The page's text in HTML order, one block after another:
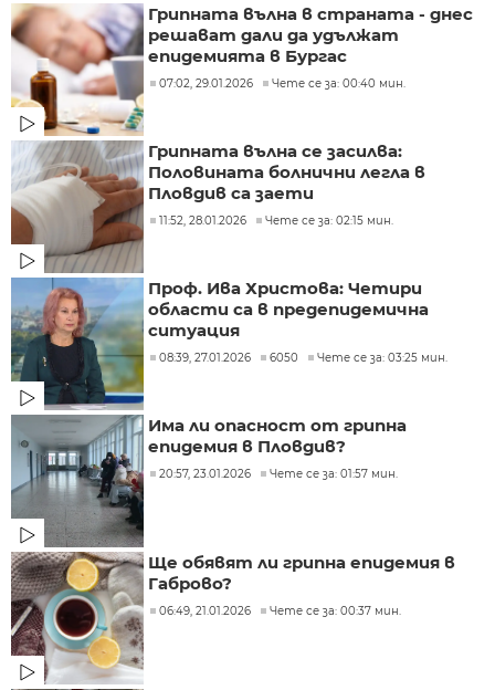
Грипната вълна в страната - днес
решават дали да удължат
епидемията в Бургас
07:02, 29.01.2026 Чете се за: 00:40 мин.
Грипната вълна се засилва:
Половината болнични легла в
Пловдив са заети
11:52, 28.01.2026 Чете се за: 02:15 мин.
Проф. Ива Христова: Четири
области са в предепидемична
ситуация
08:39, 27.01.2026 6050 Чете се за: 03:25 мин.
Има ли опасност от грипна
епидемия в Пловдив?
20:57, 23.01.2026 Чете се за: 01:57 мин.
Ще обявят ли грипна епидемия в
Габрово?
06:49, 21.01.2026 Чете се за: 00:37 мин.